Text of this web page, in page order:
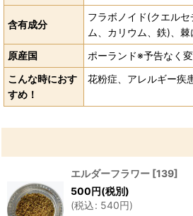
含有成分
フラボノイド(クエル
ム、カリウム、鉄)、
原産国
ポーランド※予告なく
こんな時におす
すめ！
花粉症、アレルギー疾
エルダーフラワー [139]
500円(税別)
(税込: 540円)